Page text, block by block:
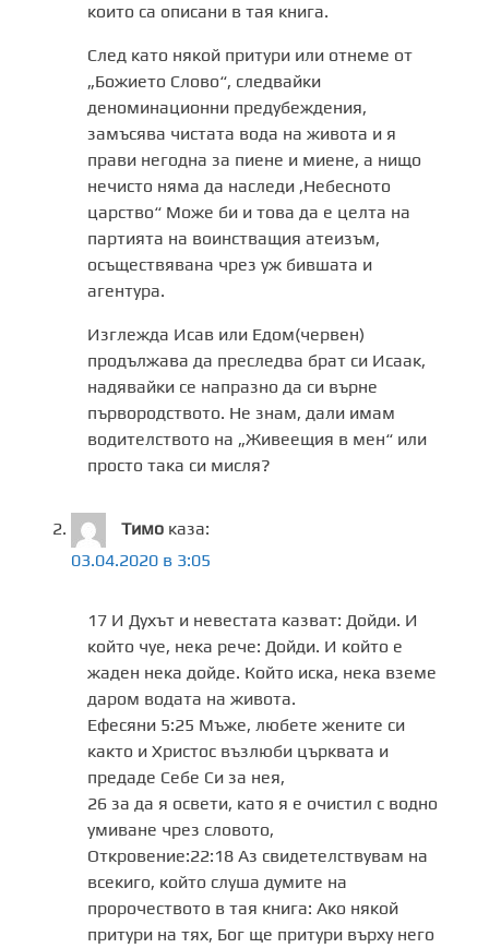
които са описани в тая книга.
След като някой притури или отнеме от
„Божието Слово“, следвайки
деноминационни предубеждения,
замъсява чистата вода на живота и я
прави негодна за пиене и миене, а нищо
нечисто няма да наследи ,Небесното
царство“ Може би и това да е целта на
партията на воинстващия атеизъм,
осъществявана чрез уж бившата и
агентура.
Изглежда Исав или Едом(червен)
продължава да преследва брат си Исаак,
надявайки се напразно да си върне
първородството. Не знам, дали имам
водителството на „Живеещия в мен“ или
просто така си мисля?
Тимо каза:
03.04.2020 в 3:05
17 И Духът и невестата казват: Дойди. И
който чуе, нека рече: Дойди. И който е
жаден нека дойде. Който иска, нека вземе
даром водата на живота.
Ефесяни 5:25 Мъже, любете жените си
както и Христос възлюби църквата и
предаде Себе Си за нея,
26 за да я освети, като я е очистил с водно
умиване чрез словото,
Откровение:22:18 Аз свидетелствувам на
всекиго, който слуша думите на
пророчеството в тая книга: Ако някой
притури на тях, Бог ще притури върху него